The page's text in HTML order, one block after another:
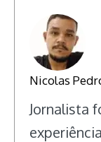
Nicolas
Jornalista